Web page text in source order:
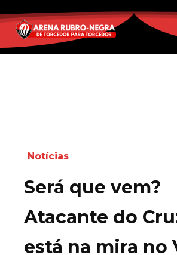
Notícias
Será que vem?
Atacante do
está na mira no